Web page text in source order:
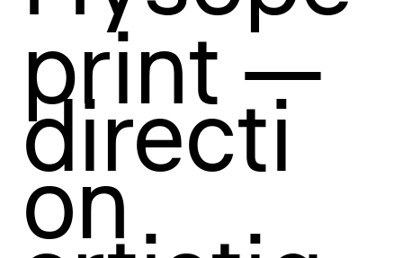
print —
directi
on